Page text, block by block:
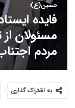
حسین(ع):
فایده
مسئولان از
مردم
به اشتراک گذاری